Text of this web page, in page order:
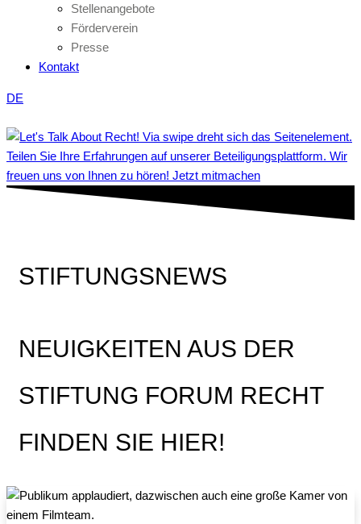
Stellenangebote
Förderverein
Presse
Kontakt
DE
Teilen Sie Ihre Erfahrungen auf unserer Beteiligungsplattform. Wir
freuen uns von Ihnen zu hören! Jetzt mitmachen
STIFTUNGSNEWS
NEUIGKEITEN AUS DER
STIFTUNG FORUM RECHT
FINDEN SIE HIER!